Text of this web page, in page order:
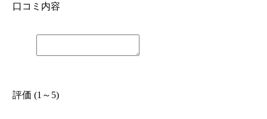
口コミ内容
評価 (1～5)